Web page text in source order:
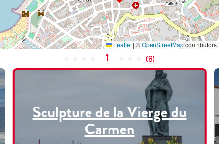
Leaflet | ©OpenStreetMapcontributors
1 (8)
Sculpture de la Vierge du
Carmen